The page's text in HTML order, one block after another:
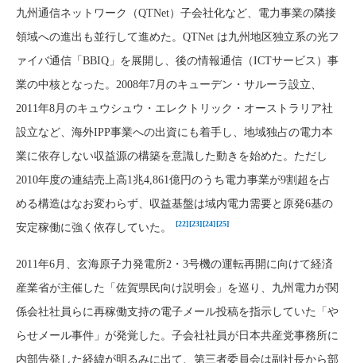
九州通信ネットワーク（QTNet）子会社化など、電力事業の隣接
領域への進出も並行して進めた。QTNet は九州地区独立系の光フ
ァイバ通信「BBIQ」を展開し、後の情報通信（ICTサービス）事
業の中核となった。2008年7月のキューデン・サルーラ設立、
2011年8月のキュウシュウ・エレクトリック・オーストラリア社
設立など、海外IPP事業への出資にも着手し、地域独占の電力本
業に依存しない収益源の構築を意識した動きを始めた。ただし
2010年度の連結売上高1兆4,861億円のうち電力事業が9割超を占
める構造はなお変わらず、収益基盤は域内電力需要と原発6基の
安定稼働に強く依存していた。
[22][23][24][25]
2011年6月、玄海原子力発電所2・3号機の運転再開に向けて経済
産業省が主催した「佐賀県民向け説明会」を巡り、九州電力が関
係会社社員らに再稼働支持の電子メール投稿を指示していた「や
らせメール事件」が発覚した。子会社社員が日本共産党事務所に
内部告発した経緯が明るみに出て、第三者委員会は副社長から部